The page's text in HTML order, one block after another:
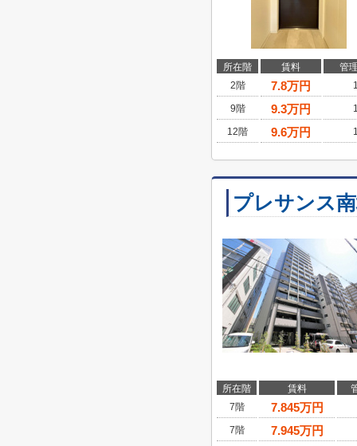
所在階 賃料
管
2階
7.8万円
9階 9.3万円
12階 9.6万円
プレサンス
所在階 賃料
7階
7.845万円
7階 7.945万円